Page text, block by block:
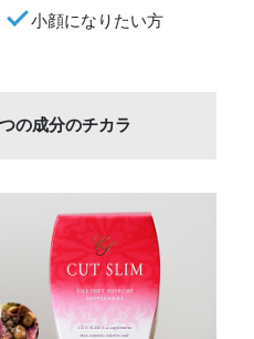
小顔になりたい方
の成分のチカラ